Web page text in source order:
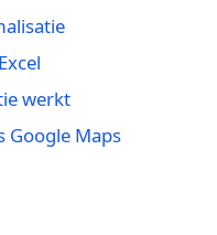
werkt
Google Maps